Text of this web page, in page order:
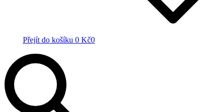
Přejít do košíku 0 Kč0